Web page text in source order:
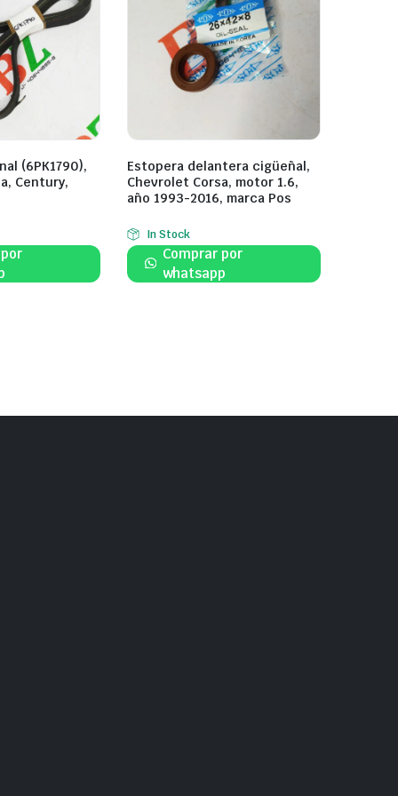
(6PK1790),
Century,
Estopera delantera cigüeñal,
Chevrolet Corsa, motor 1.6,
año 1993-2016, marca Pos
In Stock
Comprar por
whatsapp